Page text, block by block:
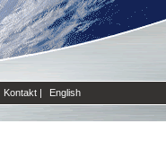
Kontakt | English